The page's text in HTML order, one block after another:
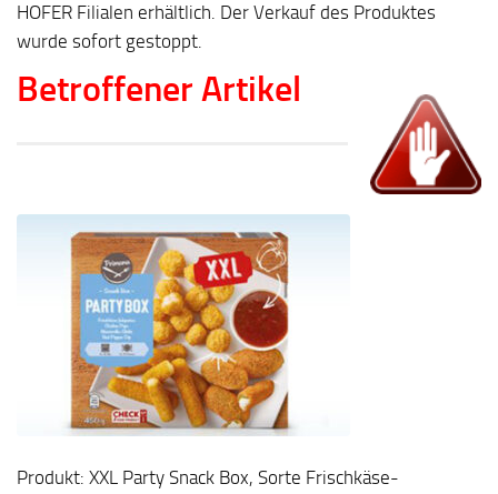
HOFER Filialen erhältlich. Der Verkauf des Produktes
wurde sofort gestoppt.
Betroffener Artikel
Produkt: XXL Party Snack Box, Sorte Frischkäse-